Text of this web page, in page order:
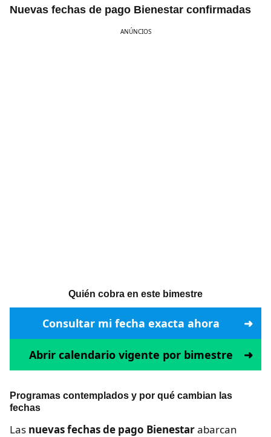
Nuevas fechas de pago Bienestar confirmadas
ANÚNCIOS
Quién cobra en este bimestre
Consultar mi fecha exacta ahora
Abrir calendario vigente por bimestre
Programas contemplados y por qué cambian las
fechas
Las nuevas fechas de pago Bienestarabarcan